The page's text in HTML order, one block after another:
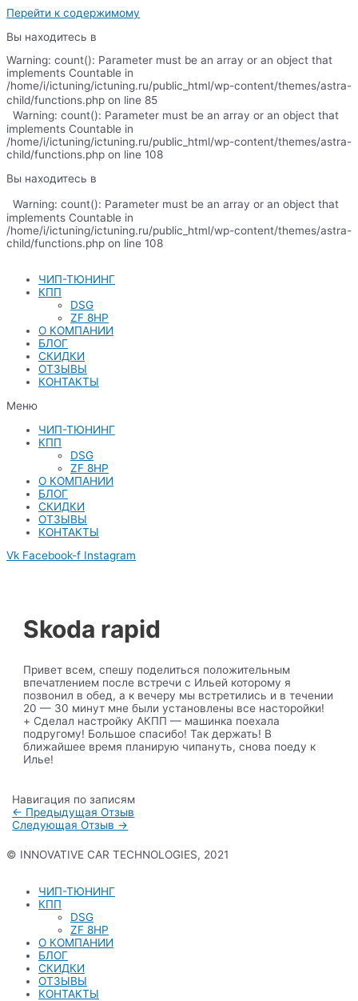
Перейти к содержимому
Вы находитесь в
Warning: count(): Parameter must be an array or an object that
implements Countable in
/home/i/ictuning/ictuning.ru/public_html/wp-content/themes/astra-
child/functions.php on line 85
Warning: count(): Parameter must be an array or an object that
implements Countable in
/home/i/ictuning/ictuning.ru/public_html/wp-content/themes/astra-
child/functions.php on line 108
Вы находитесь в
Warning: count(): Parameter must be an array or an object that
implements Countable in
/home/i/ictuning/ictuning.ru/public_html/wp-content/themes/astra-
child/functions.php on line 108
ЧИП-ТЮНИНГ
КПП
DSG
ZF 8HP
О КОМПАНИИ
БЛОГ
СКИДКИ
ОТЗЫВЫ
КОНТАКТЫ
Меню
ЧИП-ТЮНИНГ
КПП
DSG
ZF 8HP
О КОМПАНИИ
БЛОГ
СКИДКИ
ОТЗЫВЫ
КОНТАКТЫ
Vk Facebook-f Instagram
Skoda rapid
Привет всем, спешу поделиться положительным
впечатлением после встречи с Ильей которому я
позвонил в обед, а к вечеру мы встретились и в течении
20 — 30 минут мне были установлены все насторойки!
+ Сделал настройку АКПП — машинка поехала
подругому! Большое спасибо! Так держать! В
ближайшее время планирую чипануть, снова поеду к
Илье!
Навигация по записям
← Предыдущая Отзыв
Следующая Отзыв →
© INNOVATIVE CAR TECHNOLOGIES, 2021
ЧИП-ТЮНИНГ
КПП
DSG
ZF 8HP
О КОМПАНИИ
БЛОГ
СКИДКИ
ОТЗЫВЫ
КОНТАКТЫ